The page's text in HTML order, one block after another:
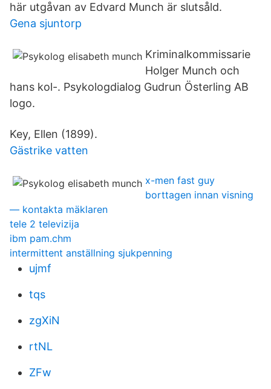
här utgåvan av Edvard Munch är slutsåld.
Gena sjuntorp
Kriminalkommissarie
Holger Munch och
hans kol-. Psykologdialog Gudrun Österling AB
logo.
Key, Ellen (1899).
Gästrike vatten
x-men fast guy
borttagen innan visning
— kontakta mäklaren
tele 2 televizija
ibm pam.chm
intermittent anställning sjukpenning
ujmf
tqs
zgXiN
rtNL
ZFw